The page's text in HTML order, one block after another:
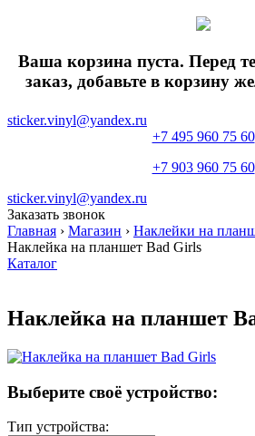
Ваша корзина пуста. Перед
заказ, добавьте в корзину
sticker.vinyl@yandex.ru
+7 495 960 75 60
+7 903 960 75 60
sticker.vinyl@yandex.ru
Заказать звонок
Главная › Магазин › Наклейки на
Наклейка на планшет Bad Girls
Каталог
Наклейка на планшет
Выберите своё устройство:
Тип устройства: